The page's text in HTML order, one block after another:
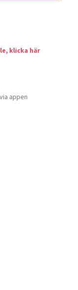
klicka här
appen